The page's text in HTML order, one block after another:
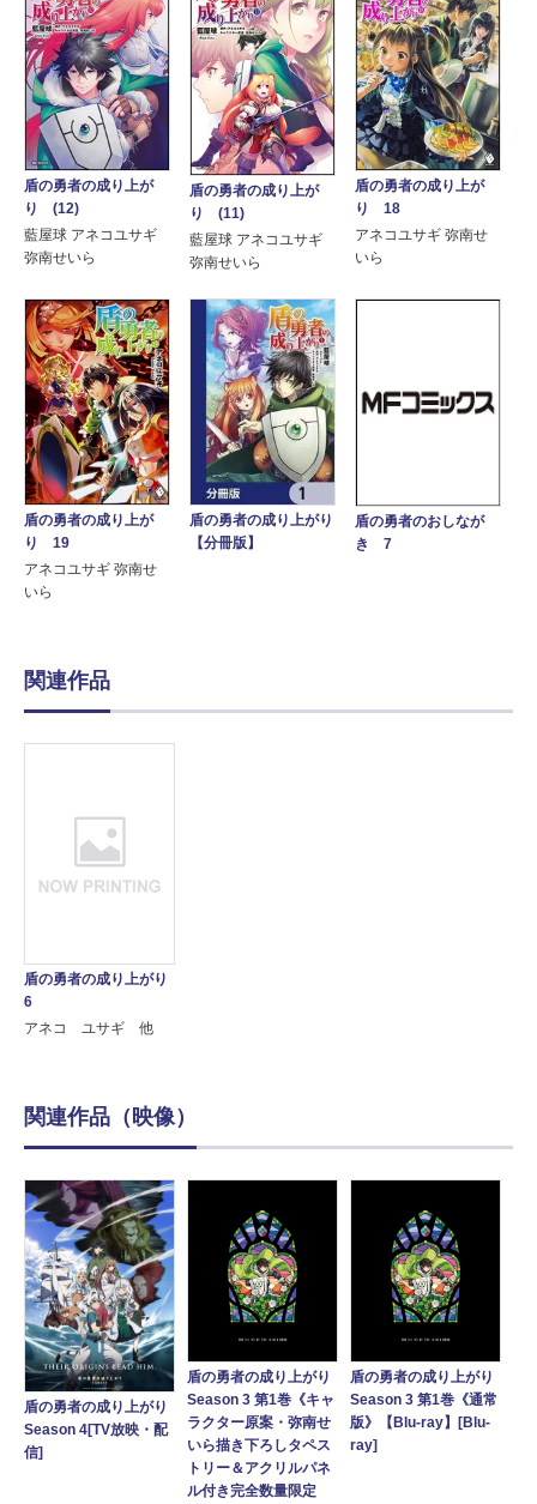
盾の勇者の成り上が
り (12)
藍屋球 アネコユサギ
弥南せいら
盾の勇者の成り上が
り (11)
藍屋球 アネコユサギ
弥南せいら
盾の勇者の成り上が
り 18
アネコユサギ 弥南せ
いら
盾の勇者の成り上が
り 19
アネコユサギ 弥南せ
いら
盾の勇者の成り上がり
【分冊版】
盾の勇者のおしなが
き 7
関連作品
盾の勇者の成り上がり
6
アネコ ユサギ 他
関連作品（映像）
盾の勇者の成り上がり
Season 4[TV放映・配
信]
盾の勇者の成り上がり
Season 3 第1巻《キャ
ラクター原案・弥南せ
いら描き下ろしタペス
トリー＆アクリルパネ
ル付き完全数量限定
盾の勇者の成り上がり
Season 3 第1巻《通常
版》【Blu-ray】[Blu-
ray]